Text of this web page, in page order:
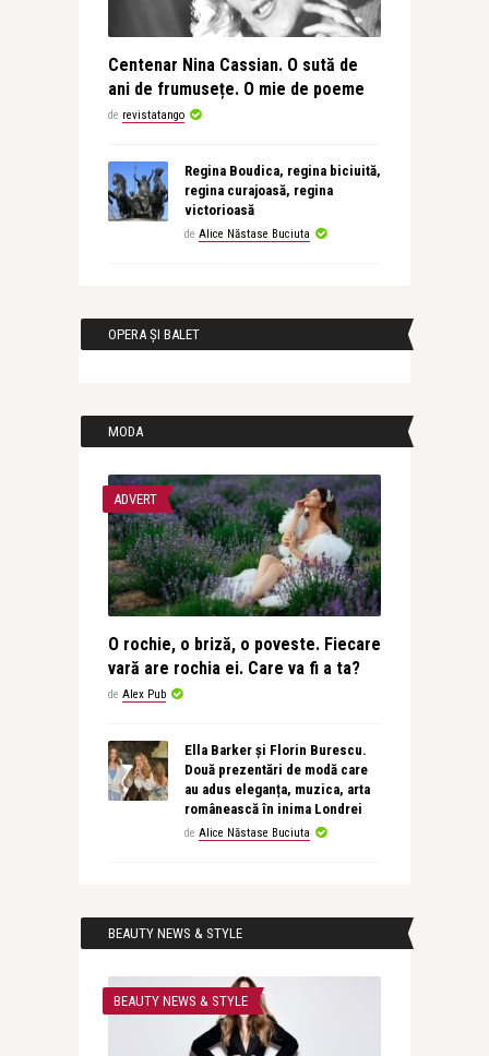
Centenar Nina Cassian. O sută de
ani de frumusețe. O mie de poeme
de revistatango
Regina Boudica, regina biciuită,
regina curajoasă, regina
victorioasă
de Alice Năstase Buciuta
OPERA ȘI BALET
MODA
ADVERT
O rochie, o briză, o poveste. Fiecare
vară are rochia ei. Care va fi a ta?
de Alex Pub
Ella Barker și Florin Burescu.
Două prezentări de modă care
au adus eleganța, muzica, arta
românească în inima Londrei
de Alice Năstase Buciuta
BEAUTY NEWS & STYLE
BEAUTY NEWS & STYLE